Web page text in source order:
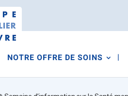
NOTRE OFFRE DE SOINS